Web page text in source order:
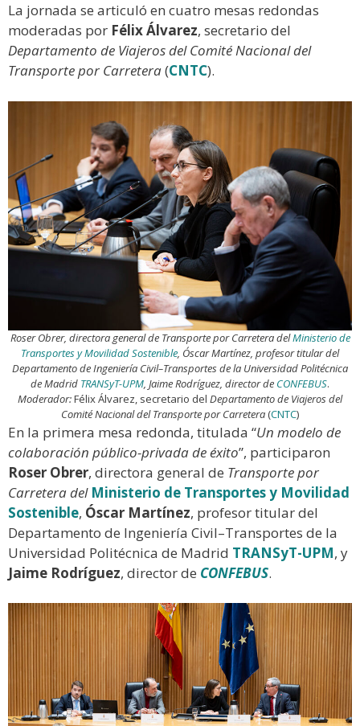
La jornada se articuló en cuatro mesas redondas
moderadas por Félix Álvarez, secretario del
Departamento de Viajeros del Comité Nacional del
Transporte por Carretera(CNTC).
Roser Obrer, directora general de Transporte por Carretera delMinisterio de
Transportes y Movilidad Sostenible, Óscar Martínez, profesor titular del
Departamento de Ingeniería Civil–Transportes de la Universidad Politécnica
de Madrid TRANSyT-UPM, Jaime Rodríguez, director de CONFEBUS.
Moderador:Félix Álvarez, secretario del Departamento de Viajeros del
Comité Nacional del Transporte por Carretera (CNTC)
En la primera mesa redonda, titulada “Un modelo de
colaboración público-privada de éxito”, participaron
Roser Obrer, directora general de Transporte por
Carretera del Ministerio de Transportes y Movilidad
Sostenible, Óscar Martínez, profesor titular del
Departamento de Ingeniería Civil–Transportes de la
Universidad Politécnica de Madrid TRANSyT-UPM, y
Jaime Rodríguez, director de CONFEBUS.